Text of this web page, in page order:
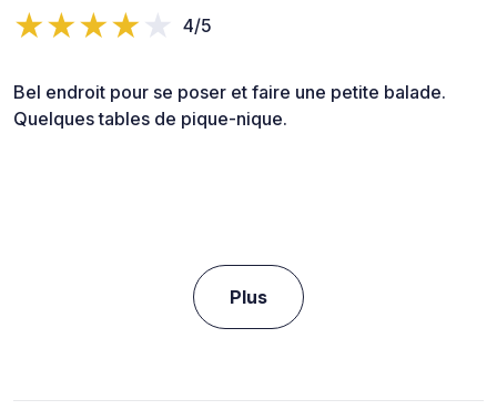
4/5
Bel endroit pour se poser et faire une petite balade.
Quelques tables de pique-nique.
Plus